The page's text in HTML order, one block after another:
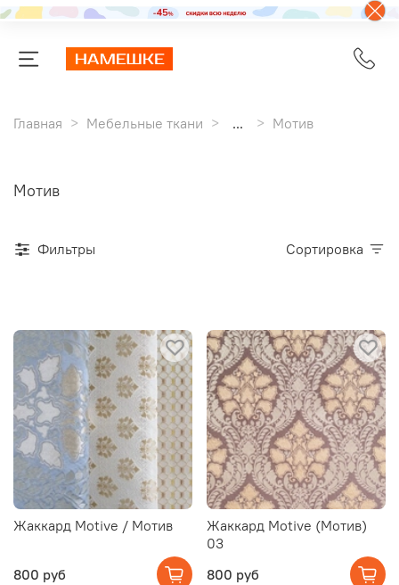
Главная Мебельные ткани ... Мотив
Мотив
Фильтры Сортировка
Жаккард Motive / Мотив
800 руб
Жаккард Motive (Мотив)
03
800 руб